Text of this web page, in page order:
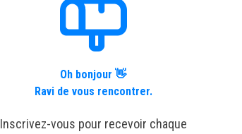
Oh bonjour 👋
Ravi de vous rencontrer.
Inscrivez-vous pour recevoir chaque